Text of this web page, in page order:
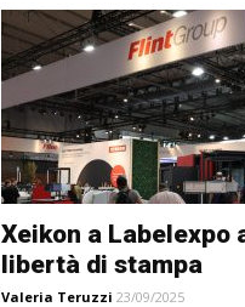
Xeikon a Labelexpo
libertà di stampa
Valeria Teruzzi 23/09/2025